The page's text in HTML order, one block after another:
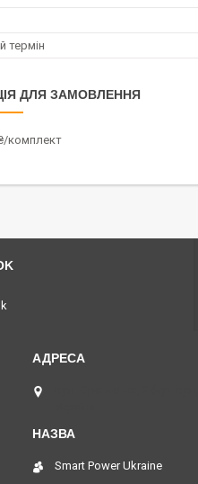
термін
ДЛЯ ЗАМОВЛЕННЯ
комплект
Smart Power Ukraine